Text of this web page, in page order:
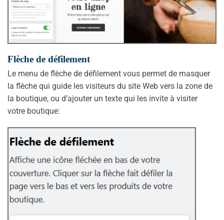
Flèche de défilement
Le menu de flèche de défilement vous permet de masquer
la flèche qui guide les visiteurs du site Web vers la zone de
la boutique, ou d’ajouter un texte qui les invite à visiter
votre boutique: